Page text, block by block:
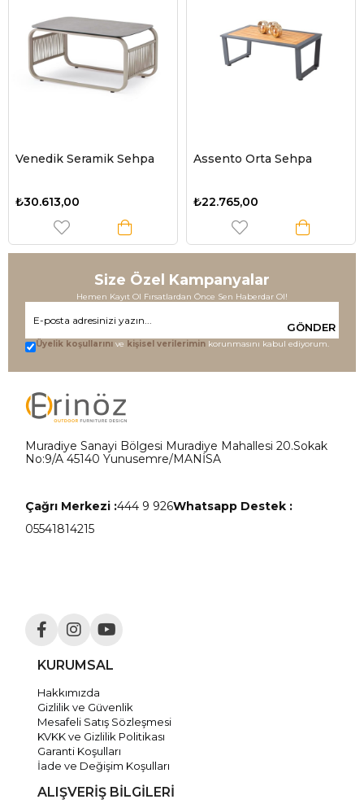
Venedik Seramik Sehpa
₺30.613,00
Assento Orta Sehpa
₺22.765,00
Size Özel Kampanyalar
Hemen Kayıt Ol Fırsatlardan Önce Sen Haberdar Ol!
GÖNDER
Üyelik koşullarını ve kişisel verilerimin korunmasını kabul ediyorum.
Muradiye Sanayi Bölgesi Muradiye Mahallesi 20.Sokak
No:9/A 45140 Yunusemre/MANİSA
Çağrı Merkezi :444 9 926Whatsapp Destek :
05541814215
KURUMSAL
Hakkımızda
Gizlilik ve Güvenlik
Mesafeli Satış Sözleşmesi
KVKK ve Gizlilik Politikası
Garanti Koşulları
İade ve Değişim Koşulları
ALIŞVERİŞ BİLGİLERİ